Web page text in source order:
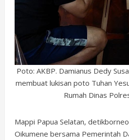
Poto: AKBP. Damianus Dedy
membuat lukisan poto Tuhan
Rumah Dinas
Mappi Papua Selatan,
Oikumene bersama Pemerintah